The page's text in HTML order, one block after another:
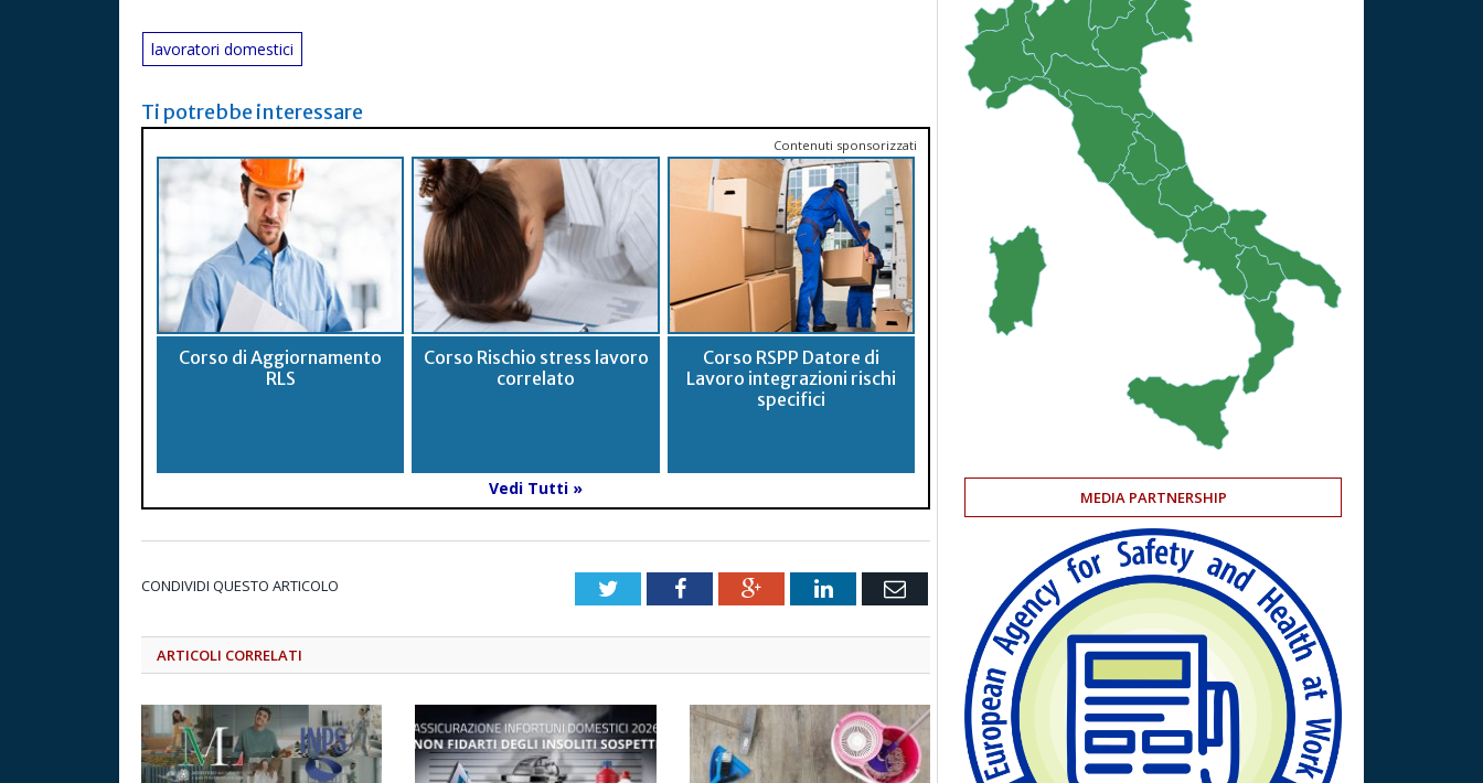
lavoratori domestici
Ti potrebbe interessare
Contenuti sponsorizzati
Corso di Aggiornamento
RLS
Corso Rischio stress lavoro
correlato
Corso RSPP Datore di
Lavoro integrazioni rischi
specifici
Vedi Tutti »
CONDIVIDI QUESTO ARTICOLO TwitterFacebookGoogle+LinkedInEmail
ARTICOLI CORRELATI
MEDIA PARTNERSHIP